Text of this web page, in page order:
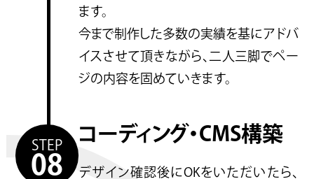
ます。
今まで制作した多数の実績を基にアドバ
イスさせて頂きながら、二人三脚でペー
ジの内容を固めていきます。
STEP
08
コーディング・CMS構築
デザイン確認後にOKをいただいたら、